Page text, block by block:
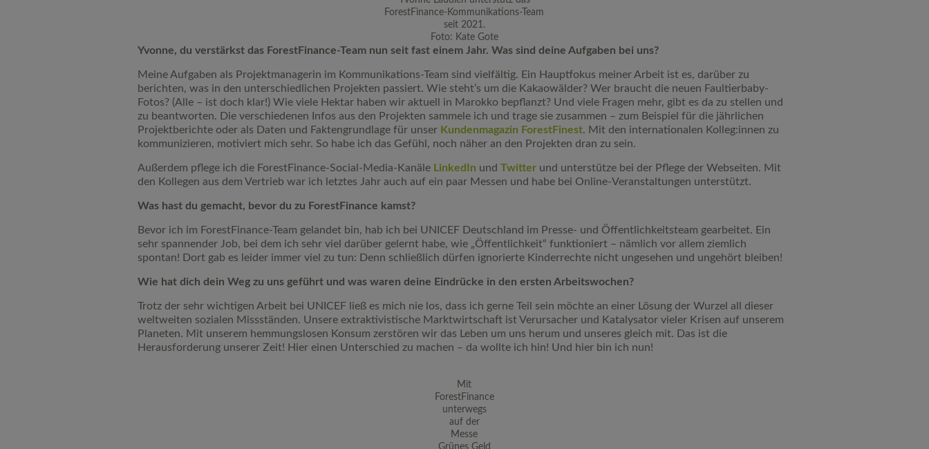
ForestFinance-Kommunikations-Team
seit 2021.
Foto: Kate Gote
Yvonne, du verstärkst das ForestFinance-Team nun seit fast einem Jahr. Was sind deine Aufgaben bei uns?
Meine Aufgaben als Projektmanagerin im Kommunikations-Team sind vielfältig. Ein Hauptfokus meiner Arbeit ist es, darüber zu
berichten, was in den unterschiedlichen Projekten passiert. Wie steht’s um die Kakaowälder? Wer braucht die neuen Faultierbaby-
Fotos? (Alle – ist doch klar!) Wie viele Hektar haben wir aktuell in Marokko bepflanzt? Und viele Fragen mehr, gibt es da zu stellen und
zu beantworten. Die verschiedenen Infos aus den Projekten sammele ich und trage sie zusammen – zum Beispiel für die jährlichen
Projektberichte oder als Daten und Faktengrundlage für unser Kundenmagazin ForestFinest. Mit den internationalen Kolleg:innen zu
kommunizieren, motiviert mich sehr. So habe ich das Gefühl, noch näher an den Projekten dran zu sein.
Außerdem pflege ich die ForestFinance-Social-Media-Kanäle LinkedIn undTwitter und unterstütze bei der Pflege der Webseiten. Mit
den Kollegen aus dem Vertrieb war ich letztes Jahr auch auf ein paar Messen und habe bei Online-Veranstaltungen unterstützt.
Was hast du gemacht, bevor du zu ForestFinance kamst?
Bevor ich im ForestFinance-Team gelandet bin, hab ich bei UNICEF Deutschland im Presse- und Öffentlichkeitsteam gearbeitet. Ein
sehr spannender Job, bei dem ich sehr viel darüber gelernt habe, wie „Öffentlichkeit“ funktioniert – nämlich vor allem ziemlich
spontan! Dort gab es leider immer viel zu tun: Denn schließlich dürfen ignorierte Kinderrechte nicht ungesehen und ungehört bleiben!
Wie hat dich dein Weg zu uns geführt und was waren deine Eindrücke in den ersten Arbeitswochen?
Trotz der sehr wichtigen Arbeit bei UNICEF ließ es mich nie los, dass ich gerne Teil sein möchte an einer Lösung der Wurzel all dieser
weltweiten sozialen Missständen. Unsere extraktivistische Marktwirtschaft ist Verursacher und Katalysator vieler Krisen auf unserem
Planeten. Mit unserem hemmungslosen Konsum zerstören wir das Leben um uns herum und unseres gleich mit. Das ist die
Herausforderung unserer Zeit! Hier einen Unterschied zu machen – da wollte ich hin! Und hier bin ich nun!
Mit
ForestFinance
unterwegs
auf der
Messe
Grünes Geld